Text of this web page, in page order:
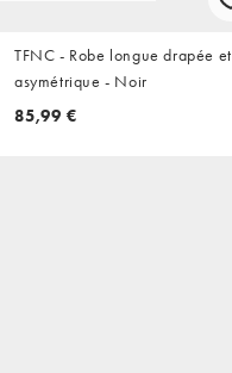
TFNC - Robe longue drapée et
asymétrique - Noir
85,99 €